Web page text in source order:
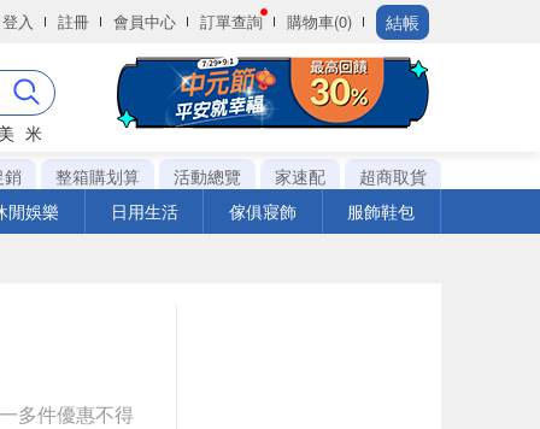
登入 註冊 會員中心 訂單查詢 購物車(0) 結帳
米
銷 整箱購划算 活動總覽 家速配
超商取貨
閒娛樂 日用生活 傢俱寢飾 服飾鞋包
多件優惠不得